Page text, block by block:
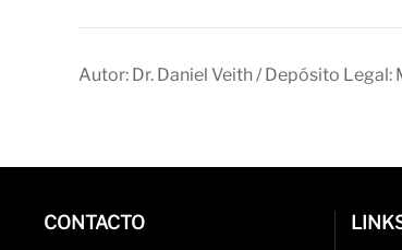
Autor: Dr. Daniel Veith / Depósito
CONTACTO